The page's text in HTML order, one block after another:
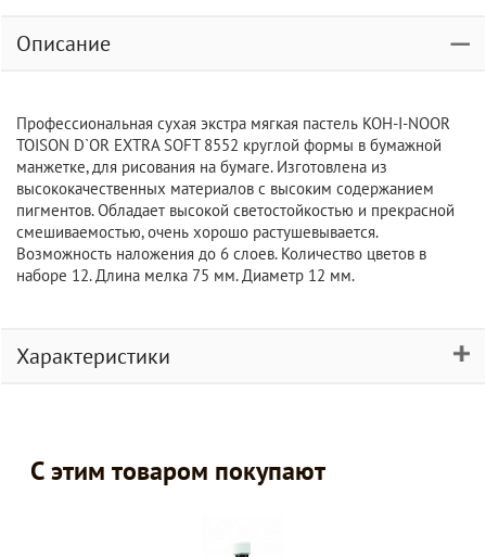
Описание
Профессиональная сухая экстра мягкая пастель KOH-I-NOOR
TOISON D`OR EXTRA SOFT 8552 круглой формы в бумажной
манжетке, для рисования на бумаге. Изготовлена из
высококачественных материалов с высоким содержанием
пигментов. Обладает высокой светостойкостью и прекрасной
смешиваемостью, очень хорошо растушевывается.
Возможность наложения до 6 слоев. Количество цветов в
наборе 12. Длина мелка 75 мм. Диаметр 12 мм.
Характеристики
С этим товаром покупают